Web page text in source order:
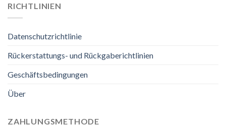
RICHTLINIEN
Datenschutzrichtlinie
Rückerstattungs- und Rückgaberichtlinien
Geschäftsbedingungen
Über
ZAHLUNGSMETHODE